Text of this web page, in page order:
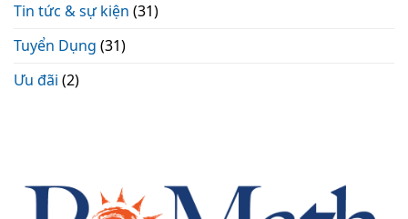
Tin tức & sự kiện (31)
Tuyển Dụng (31)
Ưu đãi (2)